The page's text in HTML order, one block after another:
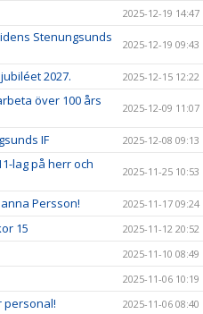
2025-12-19 14:47
Stenungsunds
2025-12-19 09:43
2027. 2025-12-15 12:22
över 100 års
2025-12-09 11:07
IF 2025-12-08 09:13
lag på herr och
2025-11-25 10:53
Persson! 2025-11-17 09:24
15 2025-11-12 20:52
2025-11-10 08:49
2025-11-06 10:19
personal! 2025-11-06 08:40